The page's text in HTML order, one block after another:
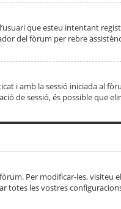
que esteu intentant
del fòrum per rebre
i amb la sessió iniciada al
de sessió, és possible que
Per modificar-les, visiteu
totes les vostres